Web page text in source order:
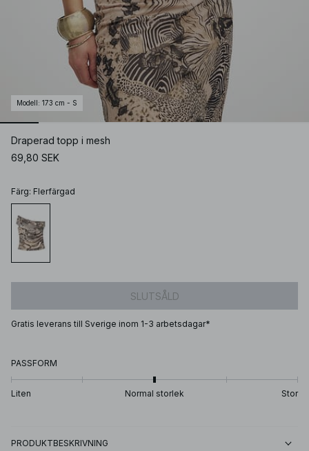
Modell : 173 cm - S
Draperad topp i mesh
69,80 SEK
Färg: Flerfärgad
SLUTSÅLD
Gratis leverans till Sverige inom 1-3 arbetsdagar*
PASSFORM
Liten Normal storlek Stor
PRODUKTBESKRIVNING